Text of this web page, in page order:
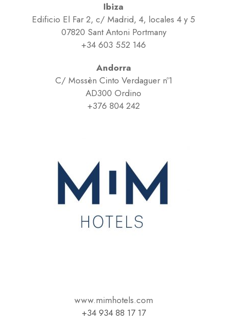
Ibiza
Edificio El Far 2, c/ Madrid, 4, locales 4 y 5
07820 Sant Antoni Portmany
+34 603 552 146
Andorra
C/ Mossèn Cinto Verdaguer nº1
AD300 Ordino
+376 804 242
www.mimhotels.com
+34 934 88 17 17